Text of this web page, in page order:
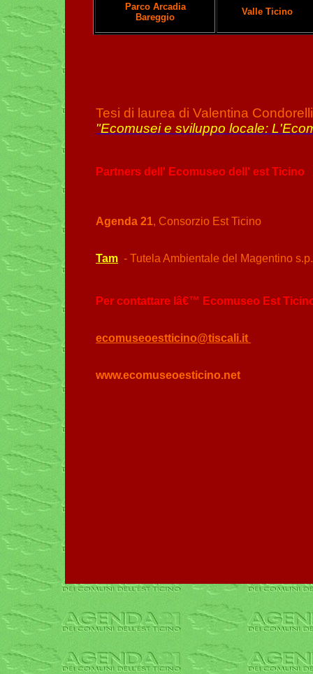
Parco Arcadia
Bareggio
Valle Ticino
Tesi di laurea di Valentina
"Ecomusei e sviluppo locale:
Partners dell'
Agenda 21,
Tam - Tutela Ambientale del Magentino
Per contattare lâ€™ Ecomuseo
ecomuseoestticino@tiscali.it
www.ecomuseoesticino.net